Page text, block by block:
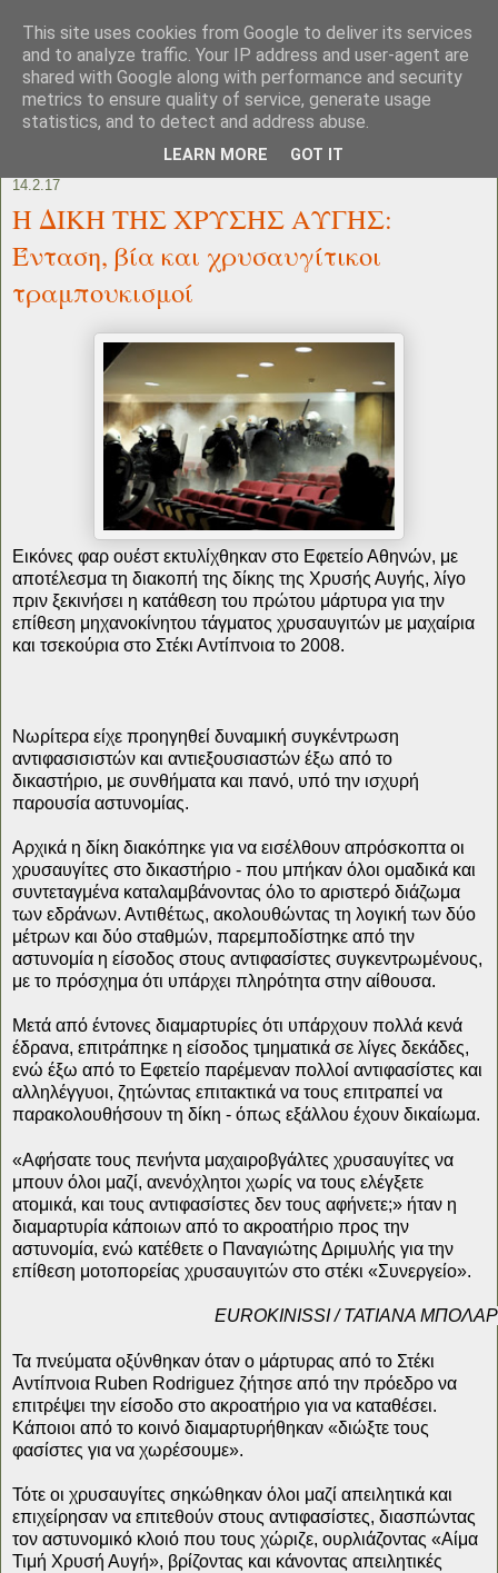
14.2.17
Η ΔΙΚΗ ΤΗΣ ΧΡΥΣΗΣ ΑΥΓΗΣ:
Ένταση, βία και χρυσαυγίτικοι
τραμπουκισμοί
Εικόνες φαρ ουέστ εκτυλίχθηκαν στο Εφετείο Αθηνών, με
αποτέλεσμα τη διακοπή της δίκης της Χρυσής Αυγής, λίγο
πριν ξεκινήσει η κατάθεση του πρώτου μάρτυρα για την
επίθεση μηχανοκίνητου τάγματος χρυσαυγιτών με μαχαίρια
και τσεκούρια στο Στέκι Αντίπνοια το 2008.
Νωρίτερα είχε προηγηθεί δυναμική συγκέντρωση
αντιφασισιστών και αντιεξουσιαστών έξω από το
δικαστήριο, με συνθήματα και πανό, υπό την ισχυρή
παρουσία αστυνομίας.
Αρχικά η δίκη διακόπηκε για να εισέλθουν απρόσκοπτα οι
χρυσαυγίτες στο δικαστήριο - που μπήκαν όλοι ομαδικά και
συντεταγμένα καταλαμβάνοντας όλο το αριστερό διάζωμα
των εδράνων. Αντιθέτως, ακολουθώντας τη λογική των δύο
μέτρων και δύο σταθμών, παρεμποδίστηκε από την
αστυνομία η είσοδος στους αντιφασίστες συγκεντρωμένους,
με το πρόσχημα ότι υπάρχει πληρότητα στην αίθουσα.
Μετά από έντονες διαμαρτυρίες ότι υπάρχουν πολλά κενά
έδρανα, επιτράπηκε η είσοδος τμηματικά σε λίγες δεκάδες,
ενώ έξω από το Εφετείο παρέμεναν πολλοί αντιφασίστες και
αλληλέγγυοι, ζητώντας επιτακτικά να τους επιτραπεί να
παρακολουθήσουν τη δίκη - όπως εξάλλου έχουν δικαίωμα.
«Αφήσατε τους πενήντα μαχαιροβγάλτες χρυσαυγίτες να
μπουν όλοι μαζί, ανενόχλητοι χωρίς να τους ελέγξετε
ατομικά, και τους αντιφασίστες δεν τους αφήνετε;» ήταν η
διαμαρτυρία κάποιων από το ακροατήριο προς την
αστυνομία, ενώ κατέθετε ο Παναγιώτης Δριμυλής για την
επίθεση μοτοπορείας χρυσαυγιτών στο στέκι «Συνεργείο».
ΕUROKINISSI / ΤΑΤΙΑΝΑ
Τα πνεύματα οξύνθηκαν όταν ο μάρτυρας από το Στέκι
Αντίπνοια Ruben Rodriguez ζήτησε από την πρόεδρο να
επιτρέψει την είσοδο στο ακροατήριο για να καταθέσει.
Κάποιοι από το κοινό διαμαρτυρήθηκαν «διώξτε τους
φασίστες για να χωρέσουμε».
Τότε οι χρυσαυγίτες σηκώθηκαν όλοι μαζί απειλητικά και
επιχείρησαν να επιτεθούν στους αντιφασίστες, διασπώντας
τον αστυνομικό κλοιό που τους χώριζε, ουρλιάζοντας «Αίμα
Τιμή Χρυσή Αυγή», βρίζοντας και κάνοντας απειλητικές
This site uses cookies from Google to deliver its services
and to analyze traffic. Your IP address and user-agent are
shared with Google along with performance and security
metrics to ensure quality of service, generate usage
statistics, and to detect and address abuse.
LEARN MORE GOT IT